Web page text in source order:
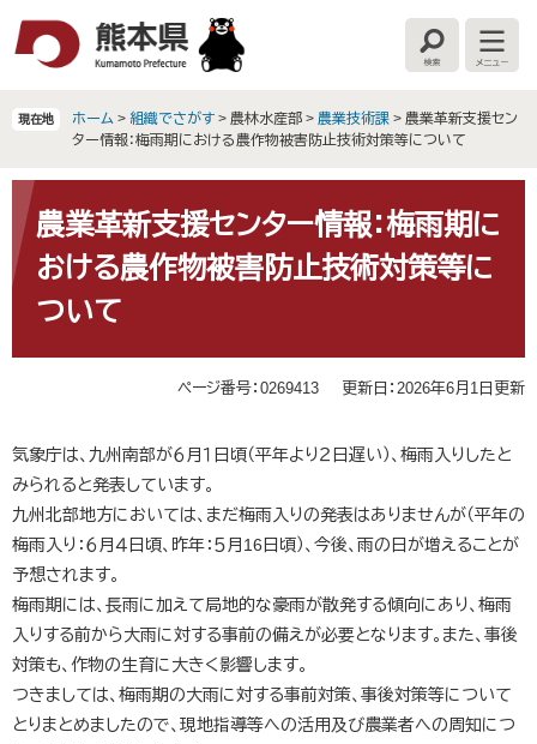
文
へ
検
索
メ
ニ
ー
現在地 ホーム > 組織でさがす > 農林水産部 > 農業技術課 > 農業革新支援セン
ター情報：梅雨期における農作物被害防止技術対策等について
文 農業革新支援センター情報：梅雨期に
おける農作物被害防止技術対策等に
ついて
ページ番号：0269413 更新日：2026年6月1日更新
気象庁は、九州南部が６月１日頃（平年より２日遅い）、梅雨入りしたと
みられると発表しています。
九州北部地方においては、まだ梅雨入りの発表はありませんが（平年の
梅雨入り：６月４日頃、昨年：５月16日頃）、今後、雨の日が増えることが
予想されます。
梅雨期には、長雨に加えて局地的な豪雨が散発する傾向にあり、梅雨
入りする前から大雨に対する事前の備えが必要となります。また、事後
対策も、作物の生育に大きく影響します。
つきましては、梅雨期の大雨に対する事前対策、事後対策等について
とりまとめましたので、現地指導等への活用及び農業者への周知につ